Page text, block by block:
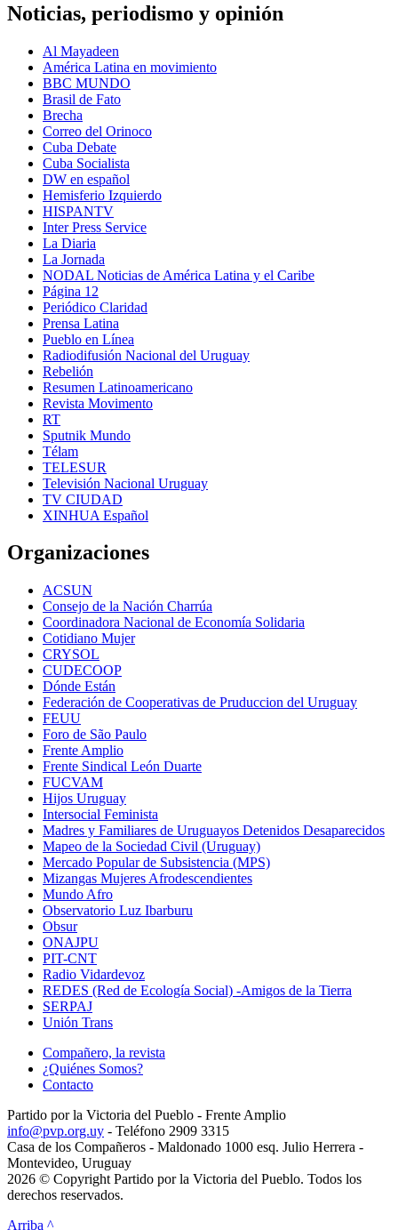
Noticias, periodismo y opinión
Al Mayadeen
América Latina en movimiento
BBC MUNDO
Brasil de Fato
Brecha
Correo del Orinoco
Cuba Debate
Cuba Socialista
DW en español
Hemisferio Izquierdo
HISPANTV
Inter Press Service
La Diaria
La Jornada
NODAL Noticias de América Latina y el Caribe
Página 12
Periódico Claridad
Prensa Latina
Pueblo en Línea
Radiodifusión Nacional del Uruguay
Rebelión
Resumen Latinoamericano
Revista Movimento
RT
Sputnik Mundo
Télam
TELESUR
Televisión Nacional Uruguay
TV CIUDAD
XINHUA Español
Organizaciones
ACSUN
Consejo de la Nación Charrúa
Coordinadora Nacional de Economía Solidaria
Cotidiano Mujer
CRYSOL
CUDECOOP
Dónde Están
Federación de Cooperativas de Pruduccion del Uruguay
FEUU
Foro de São Paulo
Frente Amplio
Frente Sindical León Duarte
FUCVAM
Hijos Uruguay
Intersocial Feminista
Madres y Familiares de Uruguayos Detenidos Desaparecidos
Mapeo de la Sociedad Civil (Uruguay)
Mercado Popular de Subsistencia (MPS)
Mizangas Mujeres Afrodescendientes
Mundo Afro
Observatorio Luz Ibarburu
Obsur
ONAJPU
PIT-CNT
Radio Vidardevoz
REDES (Red de Ecología Social) -Amigos de la Tierra
SERPAJ
Unión Trans
Compañero, la revista
¿Quiénes Somos?
Contacto
Partido por la Victoria del Pueblo - Frente Amplio
info@pvp.org.uy - Teléfono 2909 3315
Casa de los Compañeros - Maldonado 1000 esq. Julio Herrera -
Montevideo, Uruguay
2026 © Copyright Partido por la Victoria del Pueblo. Todos los
derechos reservados.
Arriba ^